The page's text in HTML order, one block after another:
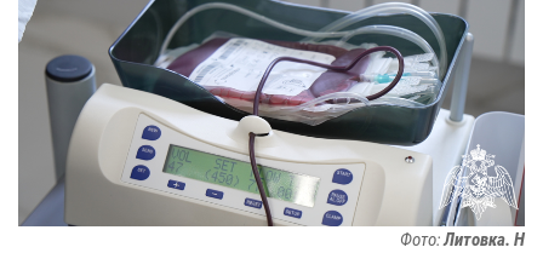
Фото:Литовка. Н